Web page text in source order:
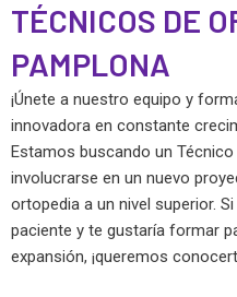
TÉCNICOS DE
PAMPLONA
¡Únete a nuestro equipo y
innovadora en constante
Estamos buscando un
involucrarse en un nuevo
ortopedia a un nivel superior.
paciente y te gustaría formar
expansión, ¡queremos